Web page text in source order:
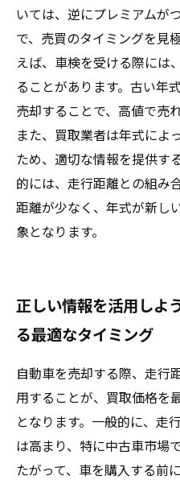
いては、逆にプレミアムが
で、売買のタイミングを見
えば、車検を受ける際には
ることがあります。古い年
売却することで、高値で売
また、買取業者は年式によ
ため、適切な情報を提供す
的には、走行距離との組み
距離が少なく、年式が新し
象となります。
正しい情報を活用しよ
る最適なタイミング
自動車を売却する際、走行
用することが、買取価格を
となります。一般的に、走
は高まり、特に中古車市場
たがって、車を購入する前